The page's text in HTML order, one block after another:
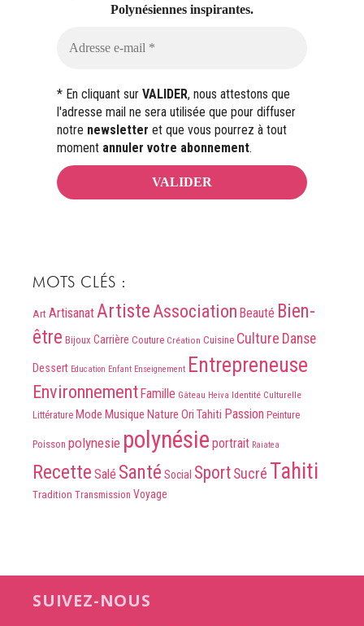
Polynésiennes inspirantes.
* En cliquant sur VALIDER, nous attestons que
l'adresse mail ne sera utilisée que pour diffuser
notre newsletter et que vous pourrez à tout
moment annuler votre abonnement.
MOTS CLÉS :
Art ArtisanatArtisteAssociation Beauté Bien-
être Bijoux Carrière Couture Création Cuisine Culture Danse
Dessert Education Enfant Enseignement Entrepreneuse
Environnement Famille Gâteau Heiva Identité Culturelle
Littérature Mode Musique Nature Ori Tahiti Passion Peinture
Poisson polynesie polynésie portrait Raiatea
Recette Salé Santé Social SportSucré Tahiti
Tradition Transmission Voyage
SUIVEZ-NOUS